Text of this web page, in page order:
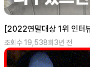
조회수 19,538회 3년 전